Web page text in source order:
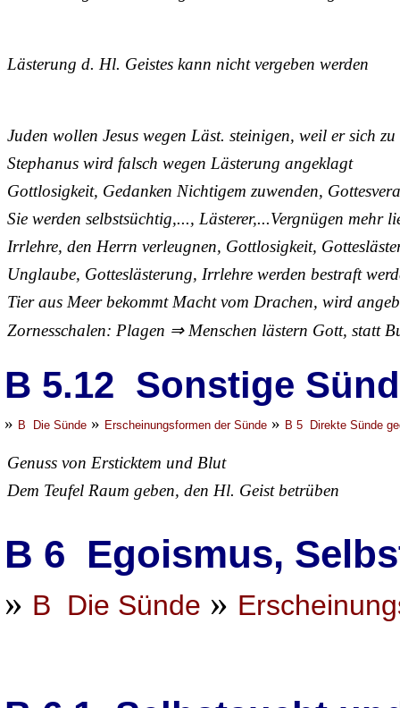
Lästerung d. Hl. Geistes kann nicht vergeben werden
Juden wollen Jesus wegen Läst. steinigen, weil er sich
Stephanus wird falsch wegen Lästerung angeklagt
Gottlosigkeit, Gedanken Nichtigem zuwenden,
Sie werden selbstsüchtig,..., Lästerer,...Vergnügen mehr
Irrlehre, den Herrn verleugnen, Gottlosigkeit,
Unglaube, Gotteslästerung, Irrlehre werden bestraft
Tier aus Meer bekommt Macht vom Drachen, wird
Zornesschalen: Plagen ⇒ Menschen lästern Gott, statt
B 5.12 Sonstige
» B Die Sünde » Erscheinungsformen der Sünde » B 5 Direkte Sünde
Genuss von Ersticktem und Blut
Dem Teufel Raum geben, den Hl. Geist betrüben
B 6 Egoismus,
» B Die Sünde »